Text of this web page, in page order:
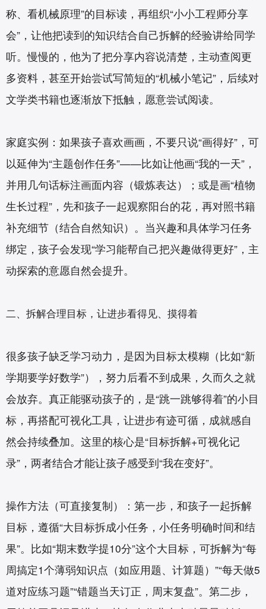
称、看机械原理”的目标读，再组织“小小工程师分享
会”，让他把读到的知识结合自己拆解的经验讲给同学
听。慢慢的，他为了把分享内容说清楚，主动查阅更
多资料，甚至开始尝试写简短的“机械小笔记”，后续对
文学类书籍也逐渐放下抵触，愿意尝试阅读。
家庭实例：如果孩子喜欢画画，不要只说“画得好”，可
以延伸为“主题创作任务”——比如让他画“我的一天”，
并用几句话标注画面内容（锻炼表达）；或是画“植物
生长过程”，先和孩子一起观察阳台的花，再对照书籍
补充细节（结合自然知识）。当兴趣和具体学习任务
绑定，孩子会发现“学习能帮自己把兴趣做得更好”，主
动探索的意愿自然会提升。
二、拆解合理目标，让进步看得见、摸得着
很多孩子缺乏学习动力，是因为目标太模糊（比如“新
学期要学好数学”），努力后看不到成果，久而久之就
会放弃。真正能驱动孩子的，是“跳一跳够得着”的小目
标，再搭配可视化工具，让进步有迹可循，成就感自
然会持续叠加。这里的核心是“目标拆解+可视化记
录”，两者结合才能让孩子感受到“我在变好”。
操作方法（可直接复制）：第一步，和孩子一起拆解
目标，遵循“大目标拆成小任务，小任务明确时间和结
果”。比如“期末数学提10分”这个大目标，可拆解为“每
周搞定1个薄弱知识点（如应用题、计算题）”“每天做5
道对应练习题”“错题当天订正，周末复盘”。第二步，